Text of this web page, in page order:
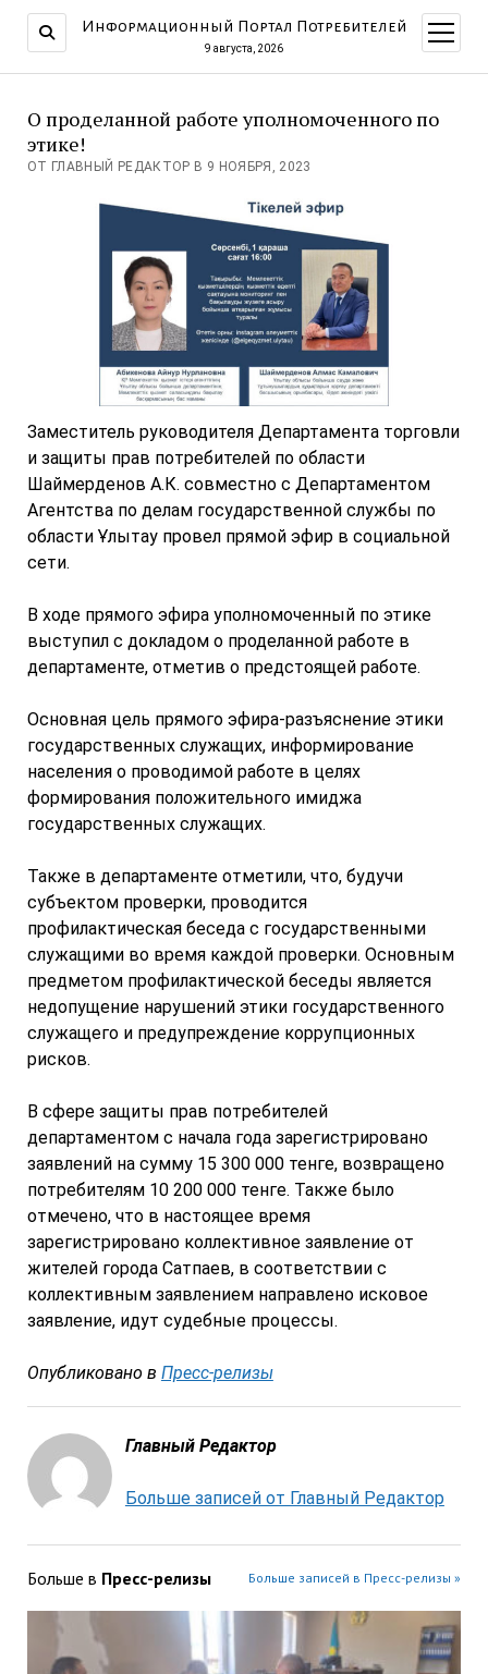
Информационный Портал Потребителей
9 августа, 2026
меню
О проделанной работе уполномоченного по
этике!
ОТ ГЛАВНЫЙ РЕДАКТОР В 9 НОЯБРЯ, 2023
Заместитель руководителя Департамента торговли
и защиты прав потребителей по области
Шаймерденов А.К. совместно с Департаментом
Агентства по делам государственной службы по
области Ұлытау провел прямой эфир в социальной
сети.
В ходе прямого эфира уполномоченный по этике
выступил с докладом о проделанной работе в
департаменте, отметив о предстоящей работе.
Основная цель прямого эфира-разъяснение этики
государственных служащих, информирование
населения о проводимой работе в целях
формирования положительного имиджа
государственных служащих.
Также в департаменте отметили, что, будучи
субъектом проверки, проводится
профилактическая беседа с государственными
служащими во время каждой проверки. Основным
предметом профилактической беседы является
недопущение нарушений этики государственного
служащего и предупреждение коррупционных
рисков.
В сфере защиты прав потребителей
департаментом с начала года зарегистрировано
заявлений на сумму 15 300 000 тенге, возвращено
потребителям 10 200 000 тенге. Также было
отмечено, что в настоящее время
зарегистрировано коллективное заявление от
жителей города Сатпаев, в соответствии с
коллективным заявлением направлено исковое
заявление, идут судебные процессы.
Опубликовано в Пресс-релизы
Главный Редактор
Больше записей от Главный Редактор
Больше в Пресс-релизы Больше записей в Пресс-релизы »